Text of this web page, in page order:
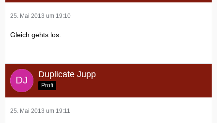
25. Mai 2013 um 19:10
Gleich gehts los.
Duplicate Jupp
Profi
25. Mai 2013 um 19:11